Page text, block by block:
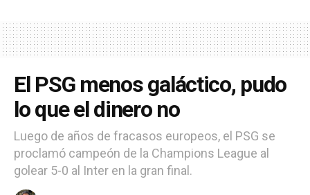
El PSG menos galáctico, pudo
lo que el dinero no
Luego de años de fracasos europeos, el PSG se
proclamó campeón de la Champions League al
golear 5-0 al Inter en la gran final.